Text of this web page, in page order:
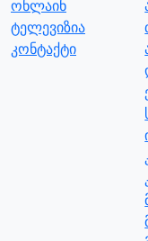
ონლაინ
ტელევიზია
კონტაქტი